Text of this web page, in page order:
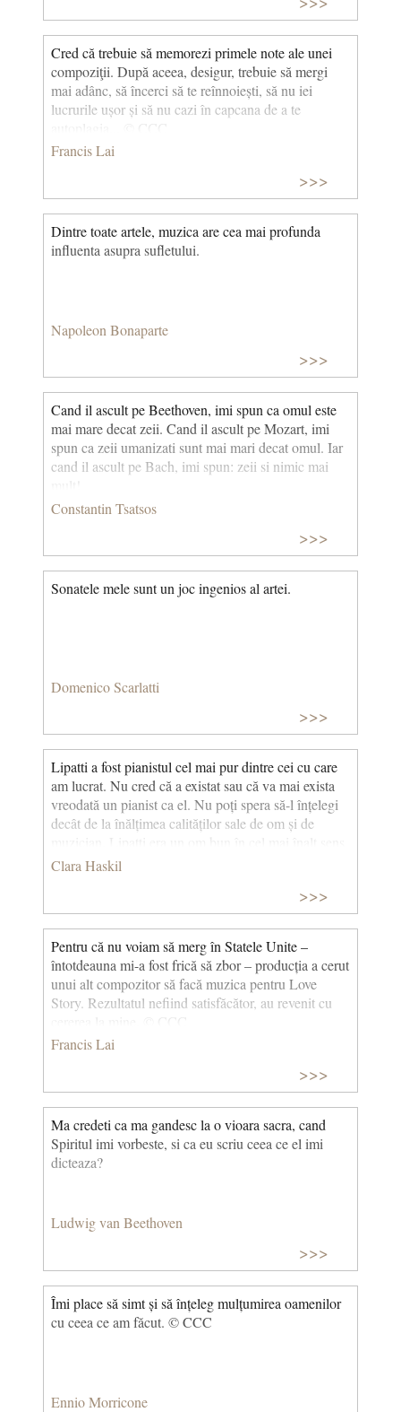
Cred că trebuie să memorezi primele note ale unei
compoziţii. După aceea, desigur, trebuie să mergi
mai adânc, să încerci să te reînnoiești, să nu iei
lucrurile ușor și să nu cazi în capcana de a te
Francis Lai
>>>
Dintre toate artele, muzica are cea mai profunda
influenta asupra sufletului.
Napoleon Bonaparte
>>>
Cand il ascult pe Beethoven, imi spun ca omul este
mai mare decat zeii. Cand il ascult pe Mozart, imi
spun ca zeii umanizati sunt mai mari decat omul. Iar
cand il ascult pe Bach, imi spun: zeii si nimic mai
Constantin Tsatsos
>>>
Sonatele mele sunt un joc ingenios al artei.
Domenico Scarlatti
>>>
Lipatti a fost pianistul cel mai pur dintre cei cu care
am lucrat. Nu cred că a existat sau că va mai exista
vreodată un pianist ca el. Nu poți spera să-l înțelegi
decât de la înălțimea calităților sale de om și de
muzician. Lipatti era un om bun în cel mai înalt sens
al cuvântului. O natură deosebită, sensibilă, de o
Clara Haskil
>>>
Pentru că nu voiam să merg în Statele Unite –
întotdeauna mi-a fost frică să zbor – producția a cerut
unui alt compozitor să facă muzica pentru Love
Story. Rezultatul nefiind satisfăcător, au revenit cu
Francis Lai
>>>
Ma credeti ca ma gandesc la o vioara sacra, cand
Spiritul imi vorbeste, si ca eu scriu ceea ce el imi
dicteaza?
Ludwig van Beethoven
>>>
Îmi place să simt și să înțeleg mulțumirea oamenilor
cu ceea ce am făcut. © CCC
Ennio Morricone